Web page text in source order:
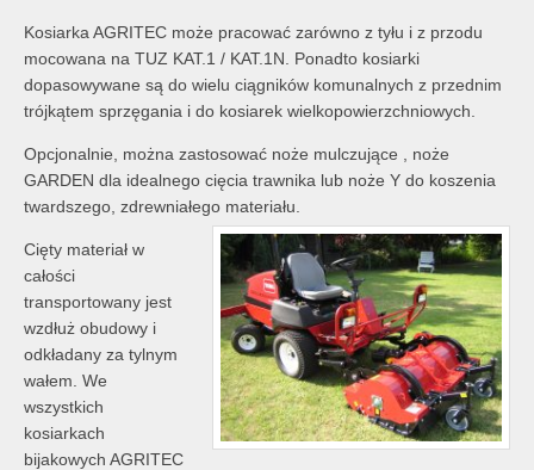
Kosiarka AGRITEC może pracować zarówno z tyłu i z przodu
mocowana na TUZ KAT.1 / KAT.1N. Ponadto kosiarki
dopasowywane są do wielu ciągników komunalnych z przednim
trójkątem sprzęgania i do kosiarek wielkopowierzchniowych.
Opcjonalnie, można zastosować noże mulczujące , noże
GARDEN dla idealnego cięcia trawnika lub noże Y do koszenia
twardszego, zdrewniałego materiału.
Cięty materiał w
całości
transportowany jest
wzdłuż obudowy i
odkładany za tylnym
wałem. We
wszystkich
kosiarkach
bijakowych AGRITEC